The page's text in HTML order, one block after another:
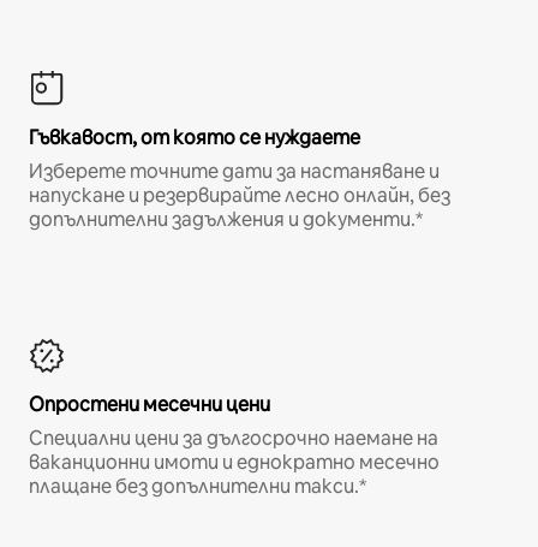
Гъвкавост, от която се нуждаете
Изберете точните дати за настаняване и
напускане и резервирайте лесно онлайн, без
допълнителни задължения и документи.*
Опростени месечни цени
Специални цени за дългосрочно наемане на
ваканционни имоти и еднократно месечно
плащане без допълнителни такси.*